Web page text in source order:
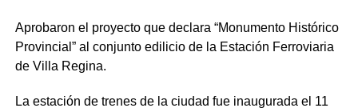
Aprobaron el proyecto que declara “Monumento Histórico
Provincial” al conjunto edilicio de la Estación Ferroviaria
de Villa Regina.
La estación de trenes de la ciudad fue inaugurada el 11